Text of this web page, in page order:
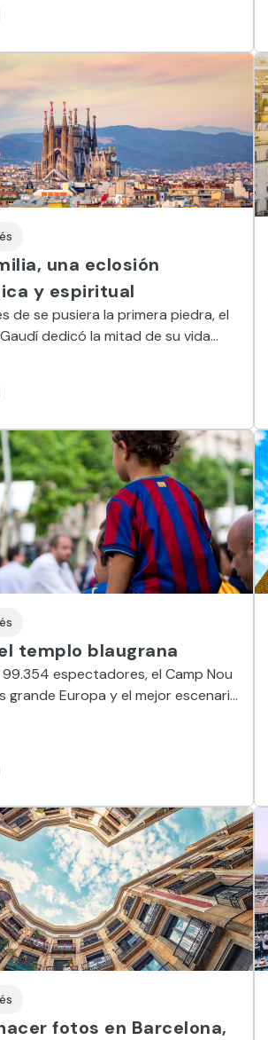
no deberías perderte. . La
Parque Güell, el Palau de la Música,
la catedral o las Ramblas
una eclosión
y espiritual
de se pusiera la primera piedra, el
dedicó la mitad de su vida
templo blaugrana
espectadores, el Camp Nou
grande Europa y el mejor escenario
fotos en Barcelona,